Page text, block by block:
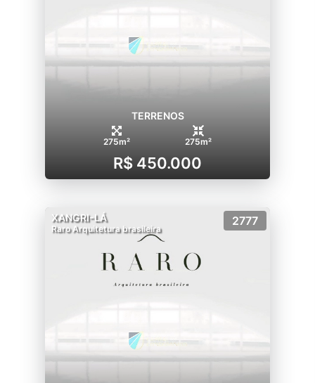
TERRENOS
275m² 275m²
R$ 450.000
XANGRI-LÁ
Raro Arquitetura brasileira
2777